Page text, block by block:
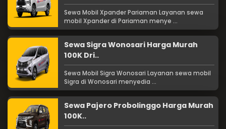
Sewa Mobil Xpander Pariaman Layanan sewa
mobil Xpander di Pariaman menye ...
Sewa Sigra Wonosari Harga Murah
100K Dri..
Sewa Mobil Sigra Wonosari Layanan sewa mobil
Sigra di Wonosari menyedia ...
Sewa Pajero Probolinggo Harga Murah
100K..